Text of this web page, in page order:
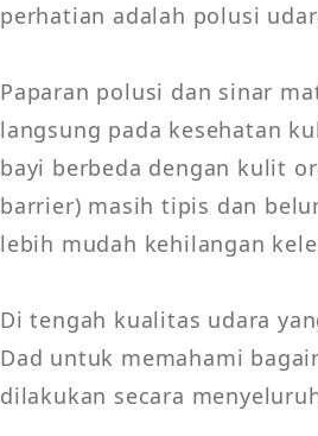
perhatian adalah polusi
Paparan polusi dan sinar
langsung pada kesehatan
bayi berbeda dengan kulit
barrier) masih tipis dan
lebih mudah kehilangan
Di tengah kualitas udara
Dad untuk memahami
dilakukan secara